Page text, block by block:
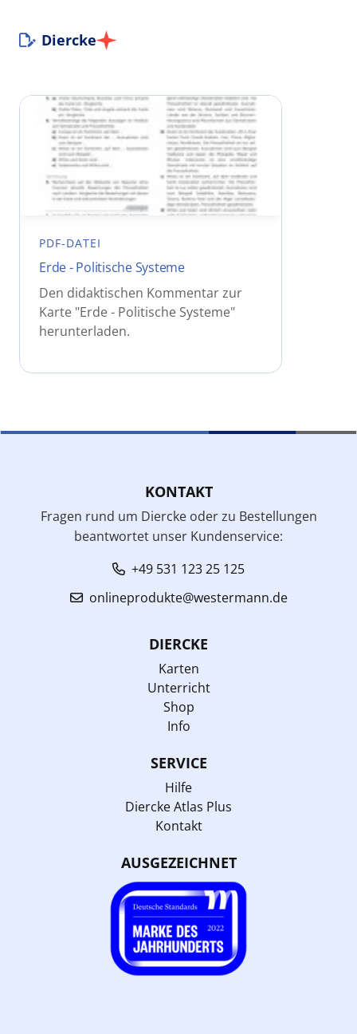
Diercke
PDF-DATEI
Erde - Politische Systeme
Den didaktischen Kommentar zur
Karte "Erde - Politische Systeme"
herunterladen.
KONTAKT
Fragen rund um Diercke oder zu Bestellungen
beantwortet unser Kundenservice:
+49 531 123 25 125
onlineprodukte@westermann.de
DIERCKE
Karten
Unterricht
Shop
Info
SERVICE
Hilfe
Diercke Atlas Plus
Kontakt
AUSGEZEICHNET